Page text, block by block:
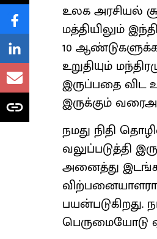
உலக அரசியல்
மத்தியிலும்
10
உறுதியும்
இருப்பதை விட
இருக்கும்
நமது நிதி
வலுப்படுத்தி
அனைத்து
பயன்படுகிறது.
பெருமையோடு